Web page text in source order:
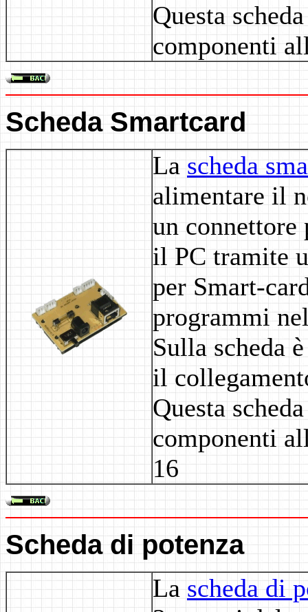
Questa
componenti
Scheda Smartcard
La scheda
alimentare il
un
il PC tramite
per Smart-
programmi
Sulla scheda
il
Questa
componenti
16
Scheda di potenza
La scheda di